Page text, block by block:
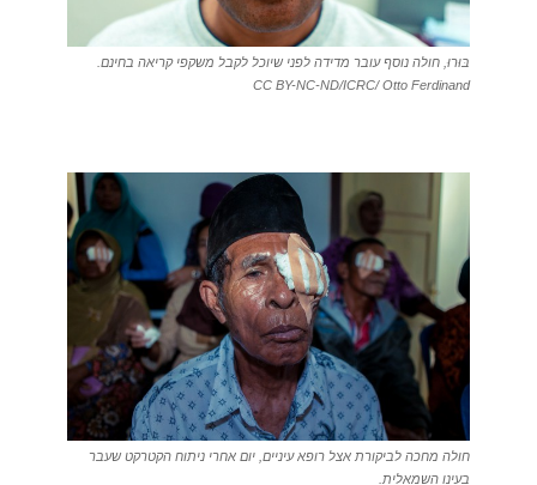
בּוּרוּ, חולה נוסף עובר מדידה לפני שיוכל לקבל משקפי קריאה בחינם.
CC BY-NC-ND/ICRC/ Otto Ferdinand
חולה מחכה לביקורת אצל רופא עיניים, יום אחרי ניתוח הקטרקט שעבר
בעינו השמאלית.